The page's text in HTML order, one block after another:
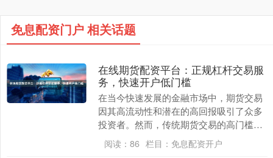
免息配资门户 相关话题
在线期货配资平台：正规杠杆交易服
务，快速开户低门槛
在当今快速发展的金融市场中，期货交易
因其高流动性和潜在的高回报吸引了众多
投资者。然而，传统期货交易的高门槛和
复杂流程往往让许多潜在投资者望而却
步。正是在这样的背....
阅读： 86 栏目： 免息配资开户